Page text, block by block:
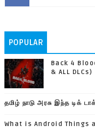
POPULAR
Back 4
& ALL DLCs)
தமிழ் நாடு அரசு இந்த டிக்
What is Android